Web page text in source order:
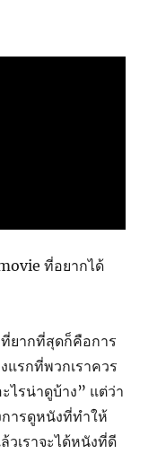
ที่อยากได้
ยากที่สุดก็คือการ
รกที่พวกเราควร
ไรน่าดูบ้าง” แต่ว่า
ารดูหนังที่ทำให้
วเราจะได้หนังที่ดี